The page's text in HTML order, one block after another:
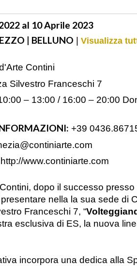
al 10 Aprile 2023
| BELLUNO | Visualizza
Contini
Silvestro Franceschi 7
– 13:00 / 16:00 – 20:00
+39
http://www.continiarte.com
dopo il successo
nella la sua sede di
Franceschi 7, “
esclusiva di ES, la nuova
incorpora una dedica alla